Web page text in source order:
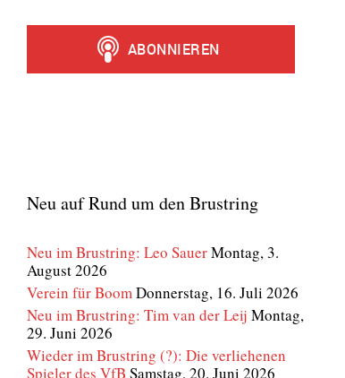
Neu auf Rund um den Brustring
Neu im Brustring: Leo SauerMontag, 3.
August 2026
Verein für Boom Donnerstag, 16. Juli 2026
Neu im Brustring: Tim van der Leij Montag,
29. Juni 2026
Wieder im Brustring (?): Die verliehenen
Spieler des VfB Samstag, 20. Juni 2026